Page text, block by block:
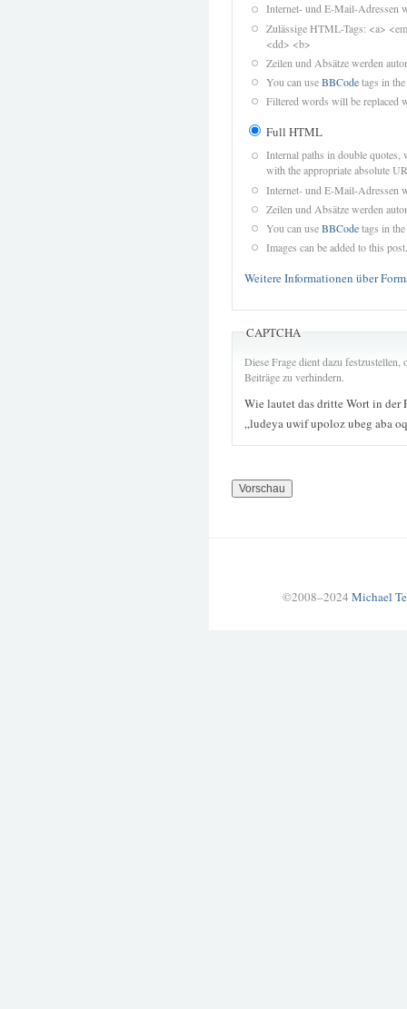
Internet- und E-Mail-Adressen
Zulässige HTML-Tags: <a>
<dd> <b>
Zeilen und Absätze werden
You can useBBCodetags in
Filtered words will be replaced
Full HTML
Internal paths in double quotes,
with the appropriate absolute
Internet- und E-Mail-Adressen
Zeilen und Absätze werden
You can useBBCodetags in
Images can be added to this post.
Weitere Informationen über
CAPTCHA
Diese Frage dient dazu
Beiträge zu verhindern.
Wie lautet das dritte Wort in der
„ludeya uwif upoloz ubeg aba
©2008–2024 Michael